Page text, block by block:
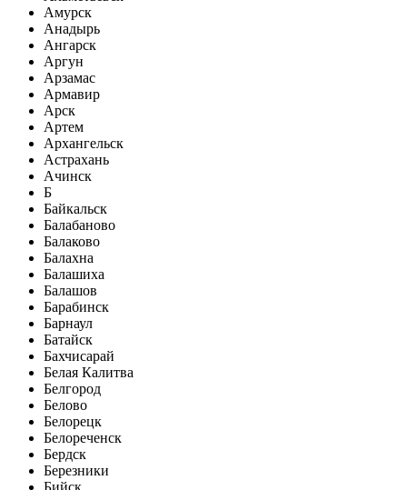
Амурск
Анадырь
Ангарск
Аргун
Арзамас
Армавир
Арск
Артем
Архангельск
Астрахань
Ачинск
Б
Байкальск
Балабаново
Балаково
Балахна
Балашиха
Балашов
Барабинск
Барнаул
Батайск
Бахчисарай
Белая Калитва
Белгород
Белово
Белорецк
Белореченск
Бердск
Березники
Бийск